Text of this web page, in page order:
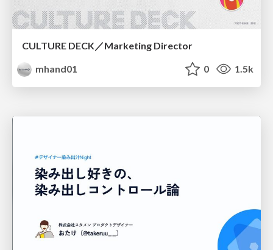
CULTURE DECK／Marketing Director
mhand01
0 1.5k